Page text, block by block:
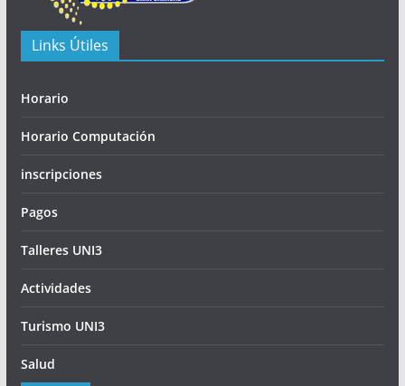
Links Útiles
Horario
Horario Computación
inscripciones
Pagos
Talleres UNI3
Actividades
Turismo UNI3
Salud